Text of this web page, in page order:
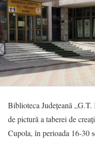
Biblioteca Județeană
de pictură a taberei de
Cupola, în perioada 16-30